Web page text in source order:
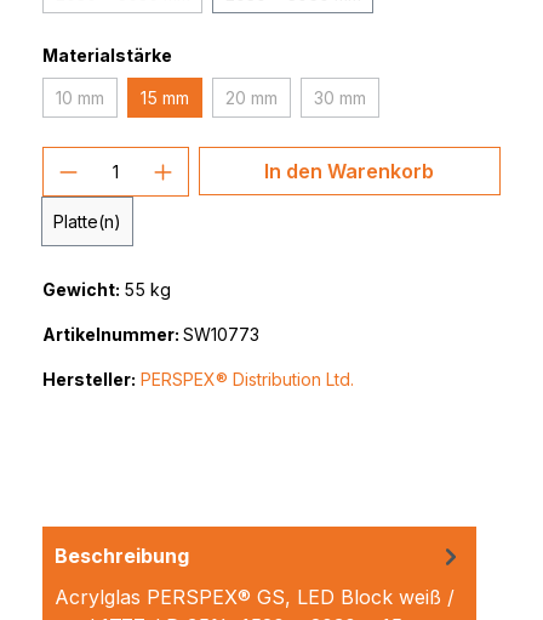
Materialstärke
10 mm(Diese Option ist zurzeit nicht verfügbar.)
15 mm 20 mm(Diese Option ist zurzeit nicht verfügbar.)
30 mm(Diese Option ist zurzeit
Produkt Anzahl: Gib den
Platte(n)
In den Warenkorb
Gewicht: 55 kg
Artikelnummer: SW10773
Hersteller: PERSPEX® Distribution Ltd.
Beschreibung
Acrylglas PERSPEX® GS, LED Block weiß /